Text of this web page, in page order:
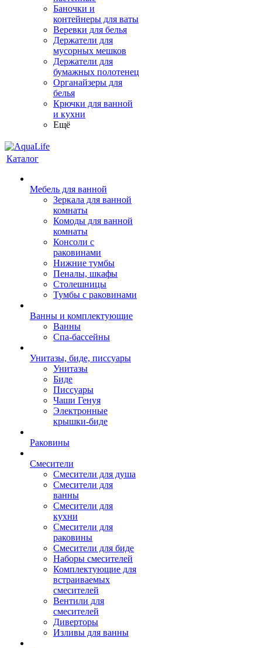
Баночки и
контейнеры для ваты
Веревки для белья
Держатели для
мусорных мешков
Держатели для
бумажных полотенец
Органайзеры для
белья
Крючки для ванной
и кухни
Ещё
Каталог
Мебель для ванной
Зеркала для ванной
комнаты
Комоды для ванной
комнаты
Консоли с
раковинами
Нижние тумбы
Пеналы, шкафы
Столешницы
Тумбы с раковинами
Ванны и комплектующие
Ванны
Спа-бассейны
Унитазы, биде, писсуары
Унитазы
Биде
Писсуары
Чаши Генуя
Электронные
крышки-биде
Раковины
Смесители
Смесители для душа
Смесители для
ванны
Смесители для
кухни
Смесители для
раковины
Смесители для биде
Наборы смесителей
Комплектующие для
встраиваемых
смесителей
Вентили для
смесителей
Диверторы
Изливы для ванны